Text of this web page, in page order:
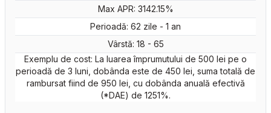
Max APR: 3142.15%
Perioadă: 62 zile - 1 an
Vârstă: 18 - 65
Exemplu de cost: La luarea împrumutului de 500 lei pe o
perioadă de 3 luni, dobânda este de 450 lei, suma totală de
rambursat fiind de 950 lei, cu dobânda anuală efectivă
(*DAE) de 1251%.